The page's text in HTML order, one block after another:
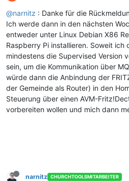
@narnitz : Danke für die
Ich werde dann in den nächsten
entweder unter Linux Debian X86
Raspberry Pi installieren. Soweit ich
mindestens die Supervised Version
sein, um die Kommunikation über
würde dann die Anbindung der
der Gemeinde als Router) in den
Steuerung über einen AVM-
vorbereiten wollen und mich dann
narnitz CHURCHTOOLSMITARBEITER